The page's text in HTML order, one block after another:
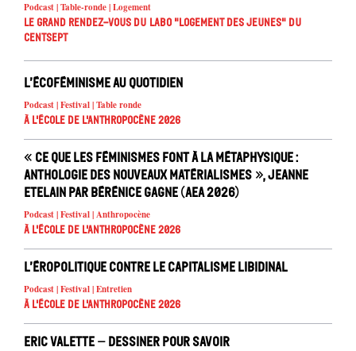
Podcast | Table-ronde | Logement
Le Grand Rendez-vous du Labo "Logement des jeunes" du
Centsept
L’écoféminisme au quotidien
Podcast | Festival | Table ronde
À l'école de l'Anthropocène 2026
« Ce que les féminismes font à la métaphysique :
anthologie des nouveaux matérialismes », Jeanne
Etelain par Bérénice Gagne (AEA 2026)
Podcast | Festival | Anthropocène
À l'école de l'Anthropocène 2026
L’éropolitique contre le capitalisme libidinal
Podcast | Festival | Entretien
À l'école de l'Anthropocène 2026
Eric Valette – Dessiner pour savoir